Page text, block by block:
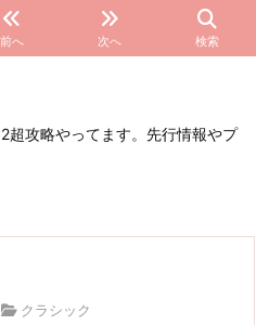
前へ 次へ 検索
超攻略やってます。先行情報やプ
クラシック